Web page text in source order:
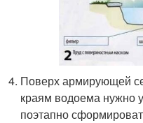
Поверх армирующей
краям водоема нужно
поэтапно